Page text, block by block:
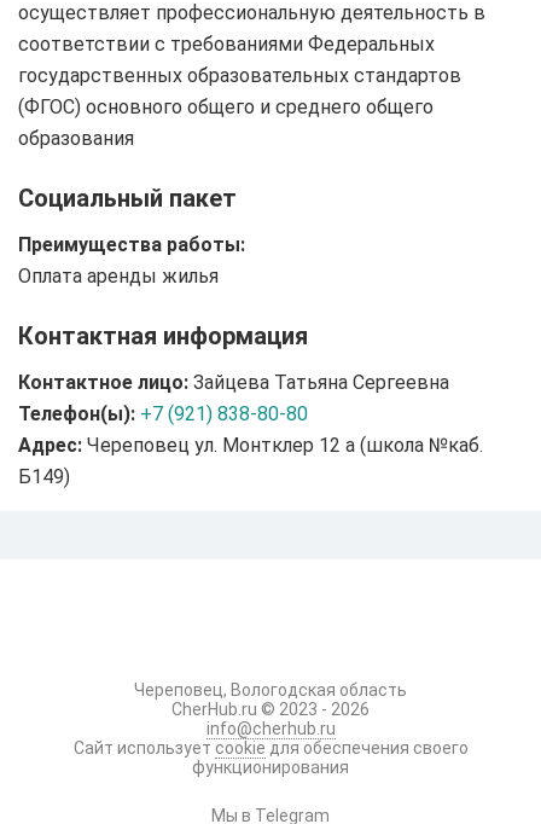
осуществляет профессиональную деятельность в
соответствии с требованиями Федеральных
государственных образовательных стандартов
(ФГОС) основного общего и среднего общего
образования
Социальный пакет
Преимущества работы:
Оплата аренды жилья
Контактная информация
Контактное лицо: Зайцева Татьяна Сергеевна
Телефон(ы): +7 (921) 838-80-80
Адрес: Череповец ул. Монтклер 12 а (школа №каб.
Б149)
Череповец, Вологодская область
CherHub.ru © 2023 - 2026
info@cherhub.ru
Сайт использует cookie для обеспечения своего
функционирования
Мы в Telegram